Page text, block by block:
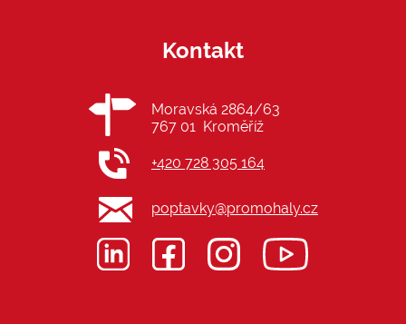
Kontakt
Moravská 2864/63
767 01 Kroměříž
+420 728 305 164
poptavky@promohaly.cz